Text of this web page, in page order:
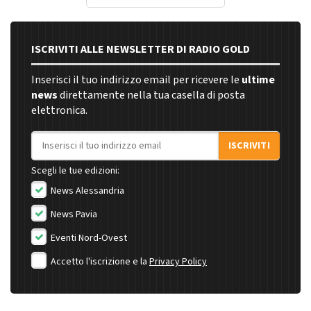
ISCRIVITI ALLE NEWSLETTER DI RADIO GOLD
Inserisci il tuo indirizzo email per ricevere le ultime
newsdirettamente nella tua casella di posta
elettronica.
Indirizzo email
ISCRIVITI
Scegli le tue edizioni:
News Alessandria
News Pavia
Eventi Nord-Ovest
Accetto l'iscrizione e la Privacy Policy